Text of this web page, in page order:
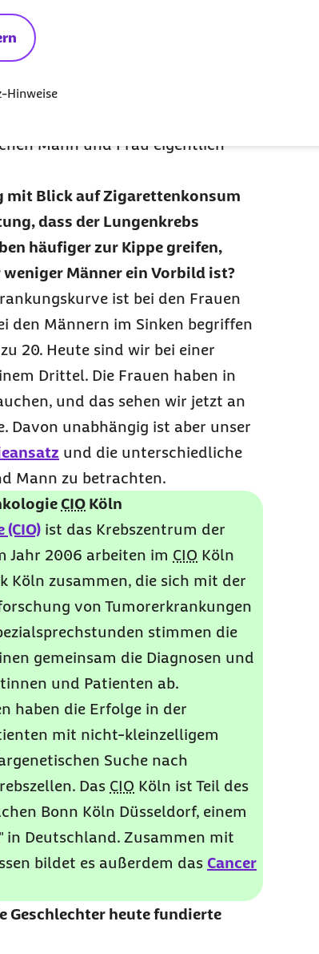
Hinweise
männlichen Raucher zu
haben.
in ihrer Gesamtheit an,
weil diese Mutationen bei
wir nur Patienten mit
Mann und Frau eigentlich
mit Blick auf Zigarettenkonsum
dass der Lungenkrebs
häufiger zur Kippe greifen,
Männer ein Vorbild ist?
ist bei den Frauen
den Männern im Sinken begriffen
20. Heute sind wir bei einer
Drittel. Die Frauen haben in
und das sehen wir jetzt an
Davon unabhängig ist aber unser
und die unterschiedliche
Mann zu betrachten.
CIO Köln
ist das Krebszentrum der
Jahr 2006 arbeiten im CIO Köln
zusammen, die sich mit der
von Tumorerkrankungen
stimmen die
gemeinsam die Diagnosen und
und Patienten ab.
haben die Erfolge in der
mit nicht-kleinzelligem
Suche nach
Das CIO Köln ist Teil des
Bonn Köln Düsseldorf, einem
in Deutschland. Zusammen mit
bildet es außerdem das Cancer
Geschlechter heute fundierte